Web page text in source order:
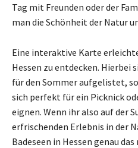
Tag mit Freunden oder der
man die Schönheit der Natur
Eine interaktive Karte
Hessen zu entdecken. Hierbei
für den Sommer aufgelistet,
sich perfekt für ein Picknick
eignen. Wenn ihr also auf der
erfrischenden Erlebnis in der
Badeseen in Hessen genau